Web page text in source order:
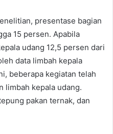
presentase bagian
15 persen. Apabila
udang 12,5 persen dari
data limbah kepala
beberapa kegiatan telah
limbah kepala udang.
pakan ternak, dan